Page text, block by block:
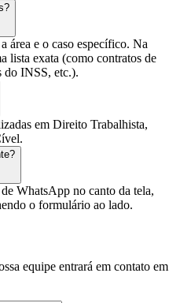
área e o caso específico. Na
lista exata (como contratos de
do INSS, etc.).
em Direito Trabalhista,
WhatsApp no canto da tela,
o formulário ao lado.
equipe entrará em contato em